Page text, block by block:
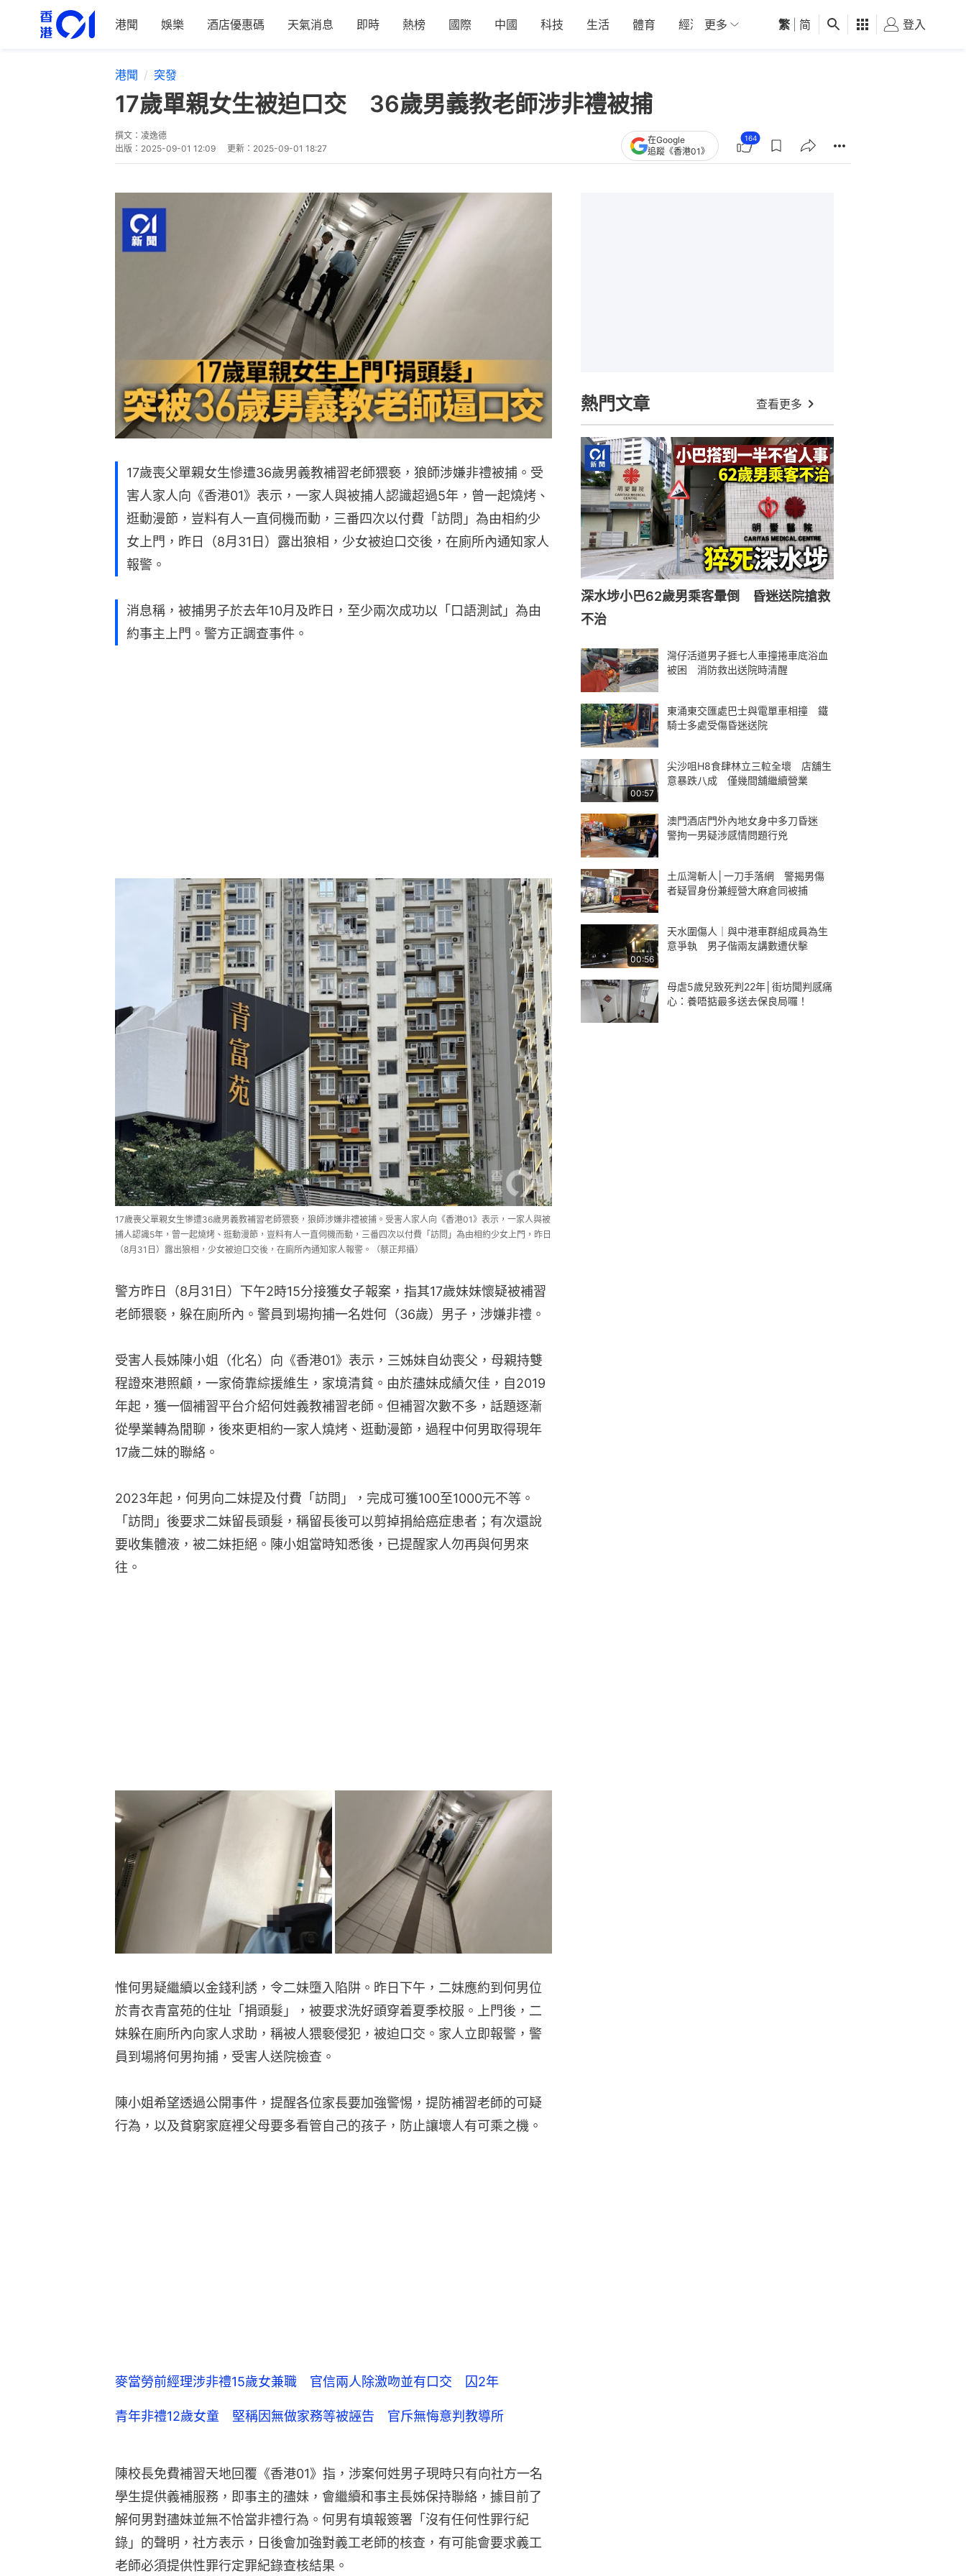
港聞 娛樂 酒店優惠碼 天氣消息 即時 熱榜 國際 中國 科技 生活 體育 經濟 01深圳 觀點 健康 好食玩飛
更多 繁 简 登入
港聞 突發
17歲單親女生被迫口交 36歲男義教老師涉非禮被捕
撰文： 凌逸德
出版： 2025-09-01 12:09 更新： 2025-09-01 18:27
在Google
追蹤《香港01》
164
17歲喪父單親女生慘遭36歲男義教補習老師猥䙝，狼師涉嫌非禮被捕。受
害人家人向《香港01》表示，一家人與被捕人認識超過5年，曾一起燒烤、
逛動漫節，豈料有人一直伺機而動，三番四次以付費「訪問」為由相約少
女上門，昨日（8月31日）露出狼相，少女被迫口交後，在廁所內通知家人
報警。
消息稱，被捕男子於去年10月及昨日，至少兩次成功以「口語測試」為由
約事主上門。警方正調查事件。
17歲喪父單親女生慘遭36歲男義教補習老師猥䙝，狼師涉嫌非禮被捕。受害人家人向《香港01》表示，一家人與被
捕人認識5年，曾一起燒烤、逛動漫節，豈料有人一直伺機而動，三番四次以付費「訪問」為由相約少女上門，昨日
（8月31日）露出狼相，少女被迫口交後，在廁所內通知家人報警。（蔡正邦攝）
警方昨日（8月31日）下午2時15分接獲女子報案，指其17歲妹妹懷疑被補習
老師猥褻，躲在廁所內。警員到場拘捕一名姓何（36歲）男子，涉嫌非禮。
受害人長姊陳小姐（化名）向《香港01》表示，三姊妹自幼喪父，母親持雙
程證來港照顧，一家倚靠綜援維生，家境清貧。由於孻妹成績欠佳，自2019
年起，獲一個補習平台介紹何姓義教補習老師。但補習次數不多，話題逐漸
從學業轉為閒聊，後來更相約一家人燒烤、逛動漫節，過程中何男取得現年
17歲二妹的聯絡。
2023年起，何男向二妹提及付費「訪問」，完成可獲100至1000元不等。
「訪問」後要求二妹留長頭髮，稱留長後可以剪掉捐給癌症患者；有次還說
要收集體液，被二妹拒絕。陳小姐當時知悉後，已提醒家人勿再與何男來
往。
惟何男疑繼續以金錢利誘，令二妹墮入陷阱。昨日下午，二妹應約到何男位
於青衣青富苑的住址「捐頭髮」，被要求洗好頭穿着夏季校服。上門後，二
妹躲在廁所內向家人求助，稱被人猥褻侵犯，被迫口交。家人立即報警，警
員到場將何男拘捕，受害人送院檢查。
陳小姐希望透過公開事件，提醒各位家長要加強警惕，提防補習老師的可疑
行為，以及貧窮家庭裡父母要多看管自己的孩子，防止讓壞人有可乘之機。
麥當勞前經理涉非禮15歲女兼職 官信兩人除激吻並有口交 囚2年
青年非禮12歲女童 堅稱因無做家務等被誣告 官斥無悔意判教導所
陳校長免費補習天地回覆《香港01》指，涉案何姓男子現時只有向社方一名
學生提供義補服務，即事主的孻妹，會繼續和事主長姊保持聯絡，據目前了
解何男對孻妹並無不恰當非禮行為。何男有填報簽署「沒有任何性罪行紀
錄」的聲明，社方表示，日後會加強對義工老師的核查，有可能會要求義工
老師必須提供性罪行定罪紀錄查核結果。
熱門文章 查看更多
深水埗小巴62歲男乘客暈倒 昏迷送院搶救
不治
灣仔活道男子捱七人車撞捲車底浴血
被困 消防救出送院時清醒
東涌東交匯處巴士與電單車相撞 鐵
騎士多處受傷昏迷送院
00:57
尖沙咀H8食肆林立三𨋢全壞 店舖生
意暴跌八成 僅幾間舖繼續營業
澳門酒店門外內地女身中多刀昏迷
警拘一男疑涉感情問題行兇
土瓜灣斬人│一刀手落網 警揭男傷
者疑冒身份兼經營大麻倉同被捕
00:56
天水圍傷人｜與中港車群組成員為生
意爭執 男子偕兩友講數遭伏擊
母虐5歲兒致死判22年│街坊聞判感痛
心：養唔掂最多送去保良局囉！